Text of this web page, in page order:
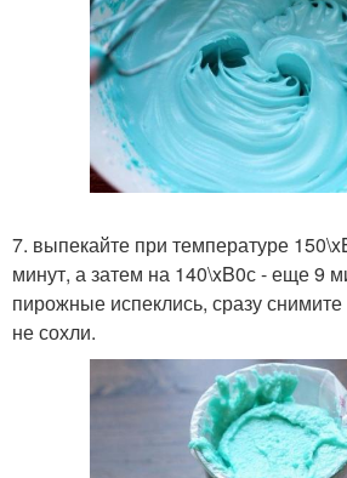
7. выпекайте при температуре
минут, а затем на 140\xB0с - еще 9
пирожные испеклись, сразу
не сохли.